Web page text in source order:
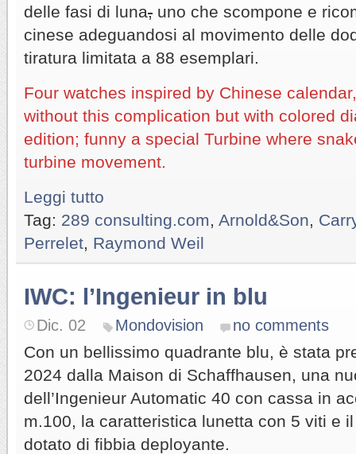
delle fasi di luna, uno che scompone e
cinese adeguandosi al movimento delle
tiratura limitata a 88 esemplari.
Four watches inspired by Chinese
without this complication but with colored
edition; funny a special Turbine where
turbine movement.
Leggi tutto
Tag: 289 consulting.com Arnold&Son
Perrelet Raymond Weil
IWC: l’Ingenieur in blu
Dic. 02 Mondovision no comments
Con un bellissimo quadrante blu, è stata
2024 dalla Maison di Schaffhausen, una
dell’Ingenieur Automatic 40 con cassa in
m.100, la caratteristica lunetta con 5 viti e
dotato di fibbia deployante.